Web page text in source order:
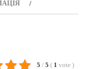
5 / 5 ( 1 vote )